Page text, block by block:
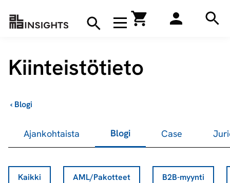
Avaa navigaatio
Hae
Kiinteistötieto
Blogi
›
Ajankohtaista Blogi Case
Kaikki AML/Pakotteet B2B-myynti